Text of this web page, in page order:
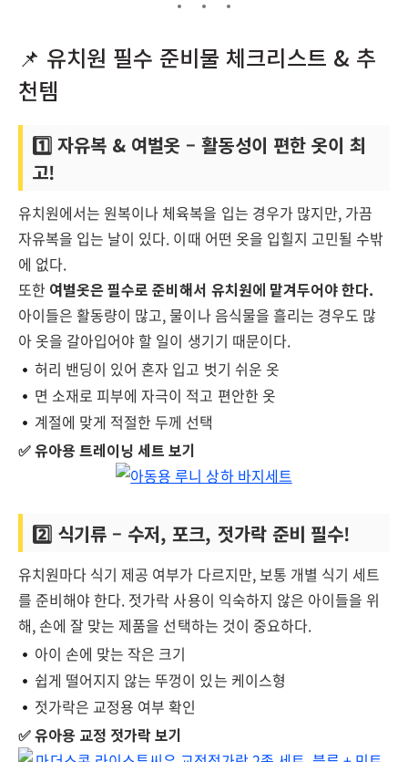
📌 유치원 필수 준비물 체크리스트 & 추
천템
1️⃣ 자유복 & 여벌옷 – 활동성이 편한 옷이 최
고!
유치원에서는 원복이나 체육복을 입는 경우가 많지만, 가끔
자유복을 입는 날이 있다. 이때 어떤 옷을 입힐지 고민될 수밖
에 없다.
또한 여벌옷은 필수로 준비해서 유치원에 맡겨두어야 한다.
아이들은 활동량이 많고, 물이나 음식물을 흘리는 경우도 많
아 옷을 갈아입어야 할 일이 생기기 때문이다.
허리 밴딩이 있어 혼자 입고 벗기 쉬운 옷
면 소재로 피부에 자극이 적고 편안한 옷
계절에 맞게 적절한 두께 선택
✅ 유아용 트레이닝 세트 보기
2️⃣ 식기류 – 수저, 포크, 젓가락 준비 필수!
유치원마다 식기 제공 여부가 다르지만, 보통 개별 식기 세트
를 준비해야 한다. 젓가락 사용이 익숙하지 않은 아이들을 위
해, 손에 잘 맞는 제품을 선택하는 것이 중요하다.
아이 손에 맞는 작은 크기
쉽게 떨어지지 않는 뚜껑이 있는 케이스형
젓가락은 교정용 여부 확인
✅ 유아용 교정 젓가락 보기